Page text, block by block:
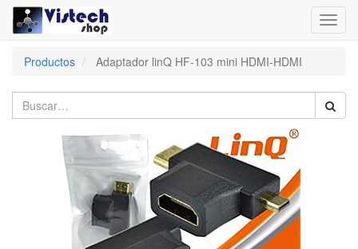
Productos
Adaptador linQ HF-103 mini HDMI-HDMI